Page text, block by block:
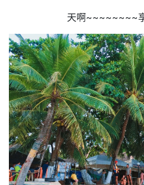
天啊~~~~~~~~